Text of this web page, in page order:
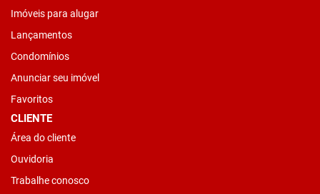
Imóveis para alugar
Lançamentos
Condomínios
Anunciar seu imóvel
Favoritos
CLIENTE
Área do cliente
Ouvidoria
Trabalhe conosco